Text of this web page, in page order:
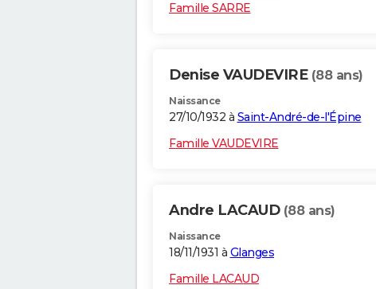
Famille SARRE
Denise VAUDEVIRE (88 ans)
Naissance
27/10/1932 à Saint-André-de-l'Épine
Famille VAUDEVIRE
Andre LACAUD (88 ans)
Naissance
18/11/1931 à Glanges
Famille LACAUD